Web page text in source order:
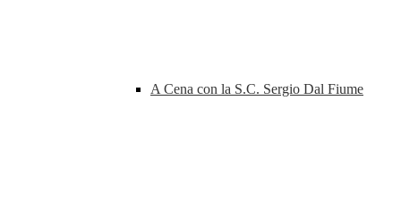
A Cena con la S.C. Sergio Dal Fiume